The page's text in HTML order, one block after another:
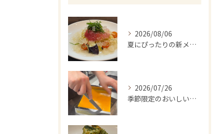
2026/08/06
夏にぴったりの新メニューをお試しください。
2026/07/26
季節限定のおいしい驚き！